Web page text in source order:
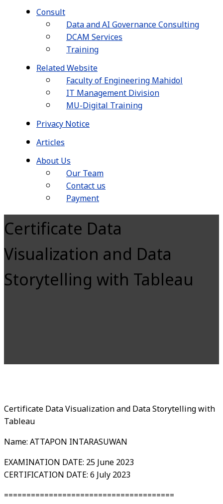
Consult
Data and AI Governance Consulting
DCAM Services
Training
Related Website
Faculty of Engineering Mahidol
IT Management Division
MU-Digital Training
Privacy Notice
Articles
About Us
Our Team
Contact us
Payment
Certificate Data
Visualization and Data
Storytelling with Tableau
Certificate Data Visualization and Data Storytelling with
Tableau
Name: ATTAPON INTARASUWAN
EXAMINATION DATE: 25 June 2023
CERTIFICATION DATE: 6 July 2023
======================================